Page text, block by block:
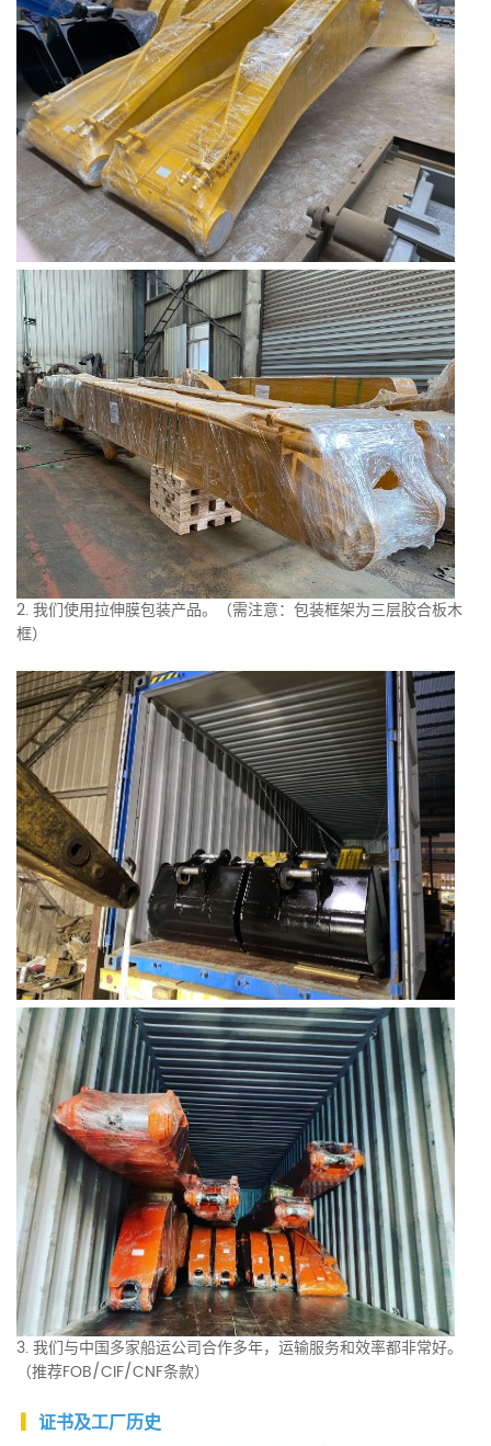
2. 我们使用拉伸膜包装产品。（需注意：包装框架为三层胶合板木
框）
3. 我们与中国多家船运公司合作多年，运输服务和效率都非常好。
（推荐FOB/CIF/CNF条款）
▎ 证书及工厂历史